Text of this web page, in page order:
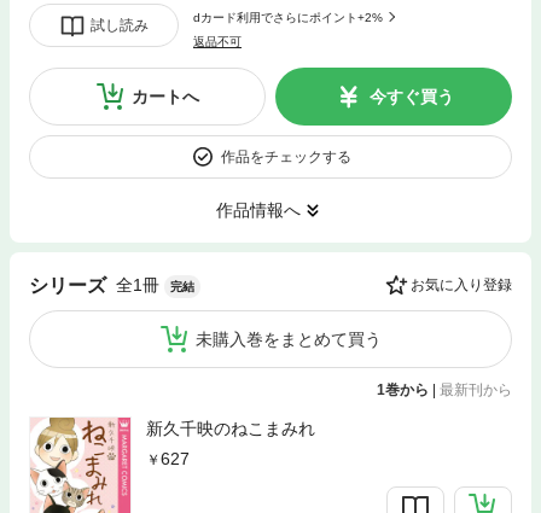
試し読み
dカード利用でさらにポイント+2%
返品不可
カートへ 今すぐ買う
作品をチェックする
作品情報へ
シリーズ 全1冊 完結 お気に入り登録
未購入巻をまとめて買う
1巻から 最新刊から
新久千映のねこまみれ
627